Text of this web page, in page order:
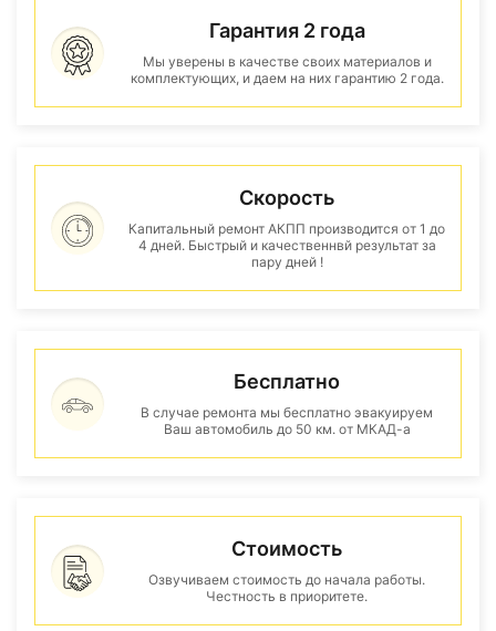
Гарантия 2 года
Мы уверены в качестве своих материалов и
комплектующих, и даем на них гарантию 2 года.
Скорость
Капитальный ремонт АКПП производится от 1 до
4 дней. Быстрый и качественнвй результат за
пару дней !
Бесплатно
В случае ремонта мы бесплатно эвакуируем
Ваш автомобиль до 50 км. от МКАД-а
Стоимость
Озвучиваем стоимость до начала работы.
Честность в приоритете.